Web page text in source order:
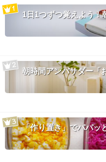
1日1つずつ覚えよう！
朝時間アンバサダー「
「作り置き」でパパッ